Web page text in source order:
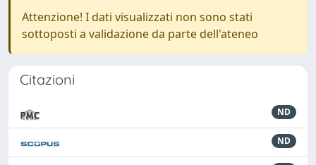
Attenzione! I dati visualizzati non sono stati
sottoposti a validazione da parte dell'ateneo
Citazioni
ND
ND